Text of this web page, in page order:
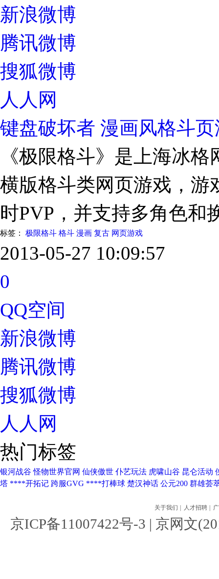
新浪微博
腾讯微博
搜狐微博
人人网
键盘破坏者 漫画风格斗
《极限格斗》是上海冰
横版格斗类网页游戏，游
时PVP，并支持多角色和
标签： 极限格斗 格斗 漫画 复古 网页游戏
2013-05-27 10:09:57
0
QQ空间
新浪微博
腾讯微博
搜狐微博
人人网
热门标签
银河战谷 怪物世界官网 仙侠傲世 仆艺玩法 虎啸山谷 昆仑活动
塔 ****开拓记 跨服GVG ****打棒球 楚汉神话 公元200 群雄荟
关于我们 人才招聘
京ICP备11007422号-3 | 京网文